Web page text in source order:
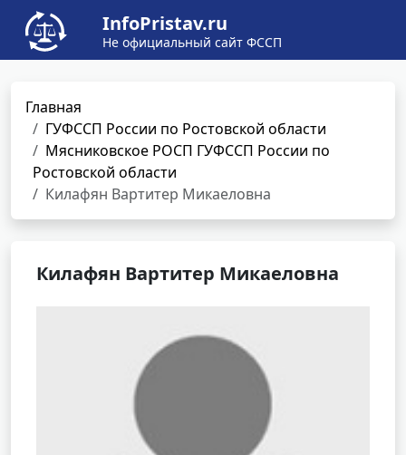
InfoPristav.ru
Не официальный сайт ФССП
Главная
ГУФССП России по Ростовской области
Мясниковское РОСП ГУФССП России по
Ростовской области
Килафян Вартитер Микаеловна
Килафян Вартитер Микаеловна